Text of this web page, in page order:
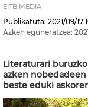
EITB MEDIA
Publikatuta: 2021/09/17
Azken eguneratzea:
Literaturari
azken
beste eduki